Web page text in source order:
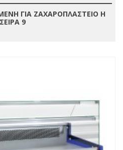
ΓΙΑ ΖΑΧΑΡΟΠΛΑΣΤΕΙΟ Η
9